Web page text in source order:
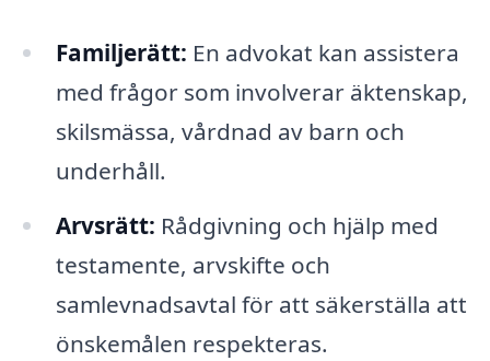
Familjerätt: En advokat kan assistera
med frågor som involverar äktenskap,
skilsmässa, vårdnad av barn och
underhåll.
Arvsrätt: Rådgivning och hjälp med
testamente, arvskifte och
samlevnadsavtal för att säkerställa att
önskemålen respekteras.